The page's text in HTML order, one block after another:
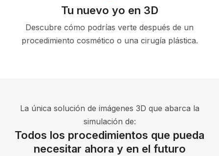
Tu nuevo yo en 3D
Descubre cómo podrías verte después de un
procedimiento cosmético o una cirugía plástica.
La única solución de imágenes 3D que abarca la
simulación de:
Todos los procedimientos que pueda
necesitar ahora y en el futuro